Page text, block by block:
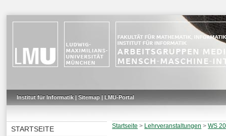
Institut für Informatik| Sitemap| LMU-Portal
STARTSEITE
Startseite > Lehrveranstaltungen >WS